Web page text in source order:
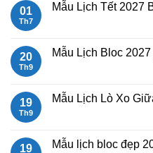
01
Th7
Mẫu Lịch Tết 2027
luận
ở
2027
Bính
20
Th9
Mẫu Lịch Bloc
luận
ở
2027
giá
19
Th9
Mẫu Lịch Lò Xo
luận
ở
19 Mẫu lịch bloc đẹp